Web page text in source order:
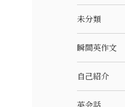
未分類
瞬間英作文
自己紹介
英会話